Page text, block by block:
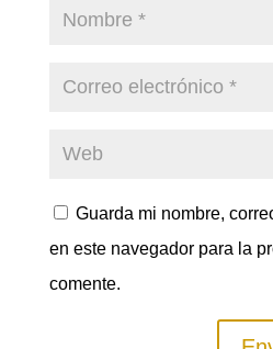
Guarda mi nombre,
en este navegador para la
comente.